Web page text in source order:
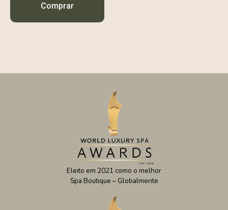
Comprar
Eleito em 2021 como o melhor
Spa Boutique – Globalmente